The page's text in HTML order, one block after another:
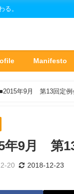
る。
Manifesto
年9月 第13回定
年9月 第
20 2018-12-23